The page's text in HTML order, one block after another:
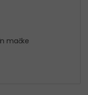
mačke